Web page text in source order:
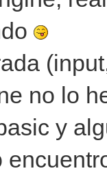
no lo
y